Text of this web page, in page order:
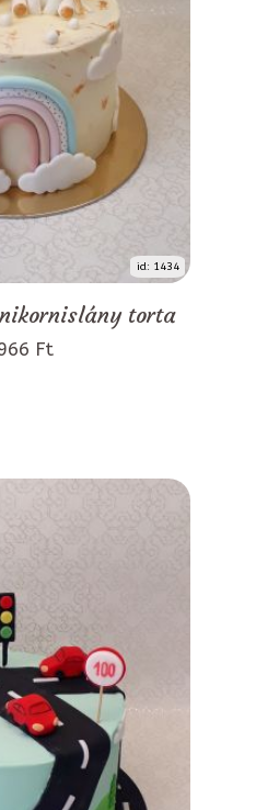
id: 1434
torta
Ft